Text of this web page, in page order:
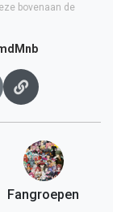
bovenaan de
Fangroepen